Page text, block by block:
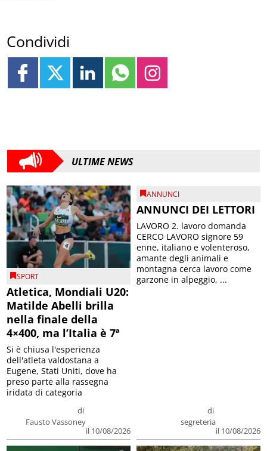
Condividi
ULTIME NEWS
SPORT
Atletica, Mondiali U20:
Matilde Abelli brilla
nella finale della
4×400, ma l’Italia è 7ª
di
Fausto Vassoney
il 10/08/2026
Si è chiusa l'esperienza
dell'atleta valdostana a
Eugene, Stati Uniti, dove ha
preso parte alla rassegna
iridata di categoria
ANNUNCI
ANNUNCI DEI LETTORI
di
segreteria
il 10/08/2026
LAVORO 2. lavoro domanda
CERCO LAVORO signore 59
enne, italiano e volenteroso,
amante degli animali e
montagna cerca lavoro come
garzone in alpeggio, ...